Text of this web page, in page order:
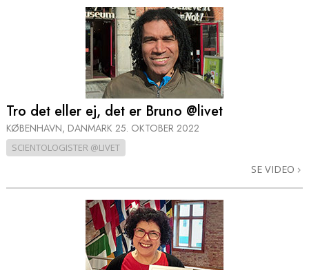
Tro det eller ej, det er Bruno @livet
KØBENHAVN, DANMARK 25. OKTOBER 2022
SCIENTOLOGISTER @LIVET
SE VIDEO